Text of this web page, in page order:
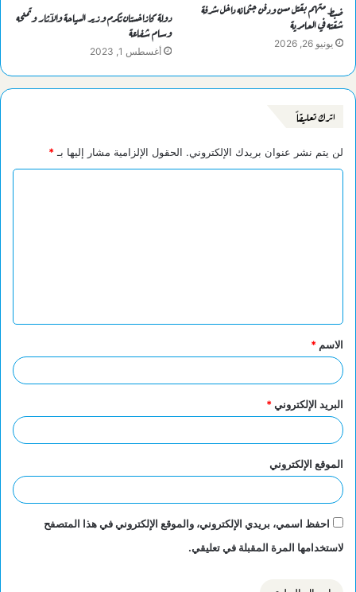
ضبط متهم بقتل مسن ودفن جثمانه داخل شرفة
شقته في العامرية
يونيو 26, 2026
دولة كازاخستان تكرم وزير السياحة والآثار وتمنحه
وسام شفاعة
أغسطس 1, 2023
اترك تعليقاً
لن يتم نشر عنوان بريدك الإلكتروني. الحقول الإلزامية مشار إليها بـ *
ق
*
الاسم *
البريد الإلكتروني*
الموقع الإلكتروني
احفظ اسمي، بريدي الإلكتروني، والموقع الإلكتروني في هذا المتصفح
لاستخدامها المرة المقبلة في تعليقي.